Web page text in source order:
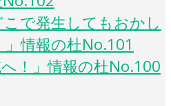
こで発生してもおかし
情報の杜No.101
へ！」情報の杜No.100